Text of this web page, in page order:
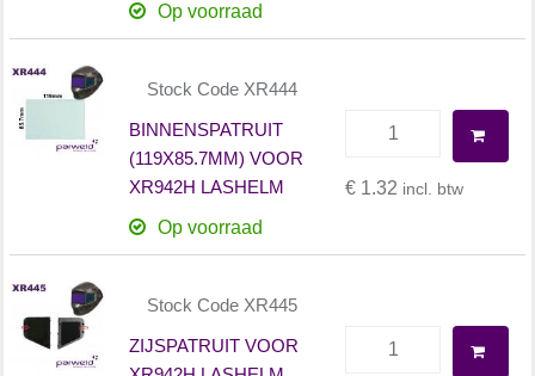
Op voorraad
Stock Code XR444
BINNENSPATRUIT
(119X85.7MM) VOOR
XR942H LASHELM
Op voorraad
€ 1.32 incl. btw
Stock Code XR445
ZIJSPATRUIT VOOR